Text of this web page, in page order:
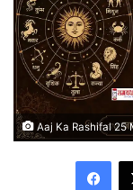
Aaj Ka Rashifal 25